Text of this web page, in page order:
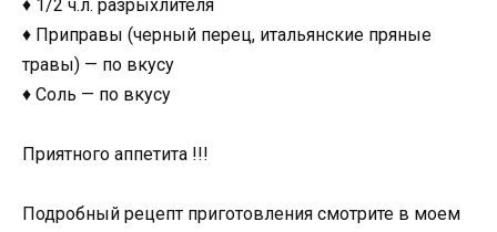
♦ 1/2 ч.л. разрыхлителя
♦ Приправы (черный перец, итальянские пряные
травы) — по вкусу
♦ Соль — по вкусу
Приятного аппетита !!!
Подробный рецепт приготовления смотрите в моем